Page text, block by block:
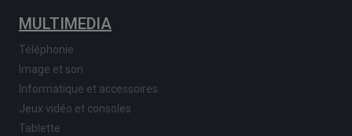
MULTIMEDIA
Téléphonie
Image et son
Informatique et accessoires
Jeux vidéo et consoles
Tablette